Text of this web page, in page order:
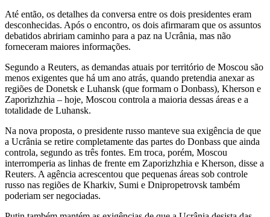
Até então, os detalhes da conversa entre os dois presidentes eram
desconhecidas. Após o encontro, os dois afirmaram que os assuntos
debatidos abririam caminho para a paz na Ucrânia, mas não
forneceram maiores informações.
Segundo a Reuters, as demandas atuais por território de Moscou são
menos exigentes que há um ano atrás, quando pretendia anexar as
regiões de Donetsk e Luhansk (que formam o Donbass), Kherson e
Zaporizhzhia – hoje, Moscou controla a maioria dessas áreas e a
totalidade de Luhansk.
Na nova proposta, o presidente russo manteve sua exigência de que
a Ucrânia se retire completamente das partes do Donbass que ainda
controla, segundo as três fontes. Em troca, porém, Moscou
interromperia as linhas de frente em Zaporizhzhia e Kherson, disse a
Reuters. A agência acrescentou que pequenas áreas sob controle
russo nas regiões de Kharkiv, Sumi e Dnipropetrovsk também
poderiam ser negociadas.